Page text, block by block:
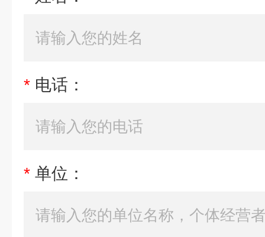
* 电话：
* 单位：